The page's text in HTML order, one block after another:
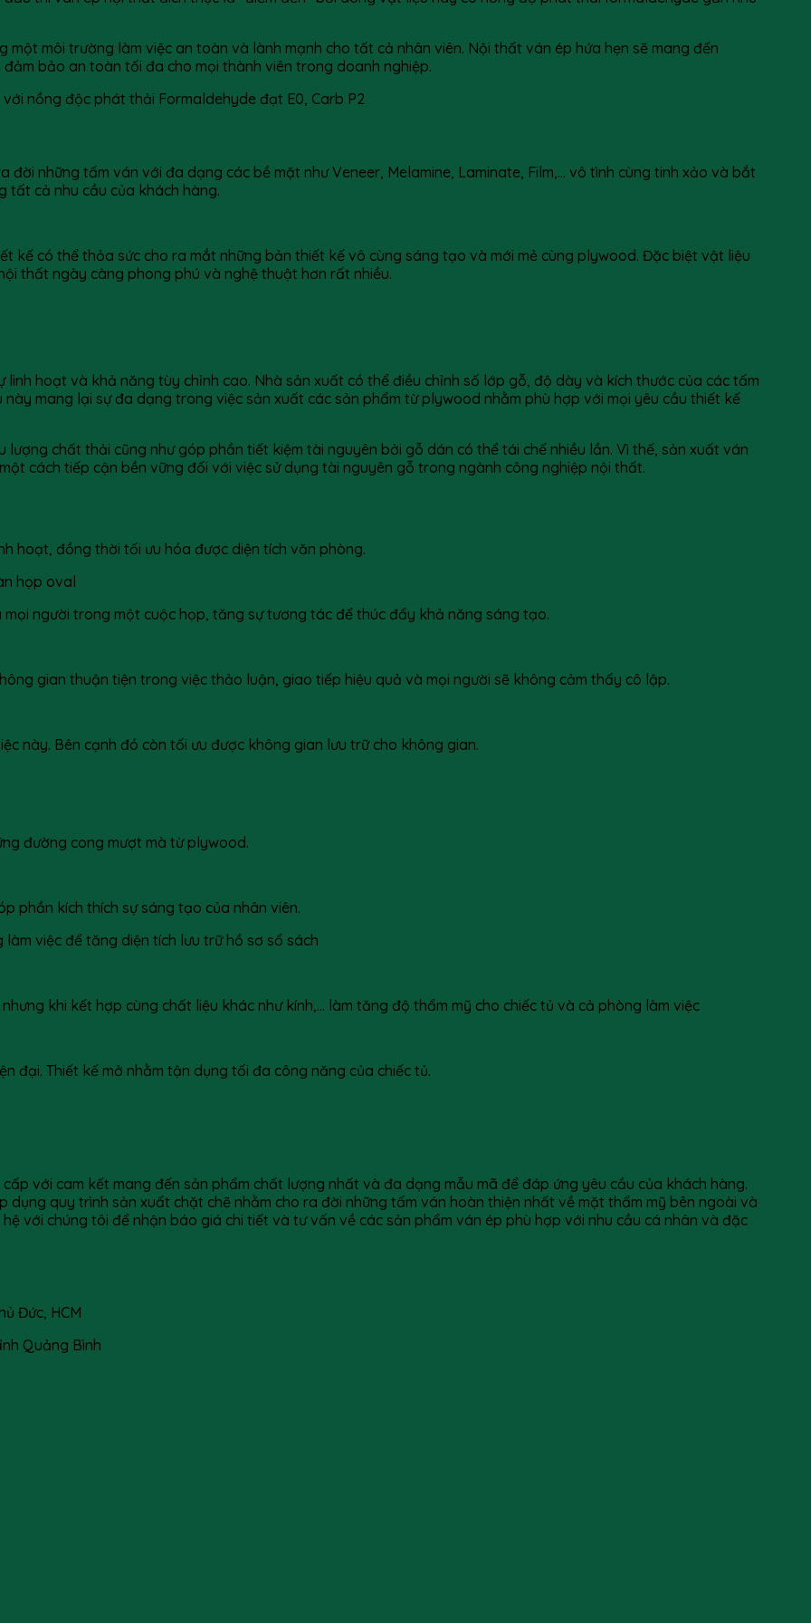
môi trường làm việc an toàn và lành mạnh cho tất cả nhân viên. Nội thất ván ép hứa hẹn sẽ mang đến
bảo an toàn tối đa cho mọi thành viên trong doanh nghiệp.
những tấm ván với đa dạng các bề mặt như Veneer, Melamine, Laminate, Film,… vô tình cùng tinh xảo và bắt
tất cả nhu cầu của khách hàng.
kế có thể thỏa sức cho ra mắt những bản thiết kế vô cùng sáng tạo và mới mẻ cùng plywood. Đặc biệt vật liệu
thất ngày càng phong phú và nghệ thuật hơn rất nhiều.
hoạt và khả năng tùy chỉnh cao. Nhà sản xuất có thể điều chỉnh số lớp gỗ, độ dày và kích thước của các tấm
mang lại sự đa dạng trong việc sản xuất các sản phẩm từ plywood nhằm phù hợp với mọi yêu cầu thiết kế
chất thải cũng như góp phần tiết kiệm tài nguyên bởi gỗ dán có thể tái chế nhiều lần. Vì thế, sản xuất ván
cách tiếp cận bền vững đối với việc sử dụng tài nguyên gỗ trong ngành công nghiệp nội thất.
hoạt, đồng thời tối ưu hóa được diện tích văn phòng.
người trong một cuộc họp, tăng sự tương tác để thúc đẩy khả năng sáng tạo.
gian thuận tiện trong việc thảo luận, giao tiếp hiệu quả và mọi người sẽ không cảm thấy cô lập.
này. Bên cạnh đó còn tối ưu được không gian lưu trữ cho không gian.
đường cong mượt mà từ plywood.
phần kích thích sự sáng tạo của nhân viên.
việc để tăng diện tích lưu trữ hồ sơ sổ sách
khi kết hợp cùng chất liệu khác như kính,… làm tăng độ thẩm mỹ cho chiếc tủ và cả phòng làm việc
đại. Thiết kế mở nhằm tận dụng tối đa công năng của chiếc tủ.
với cam kết mang đến sản phẩm chất lượng nhất và đa dạng mẫu mã để đáp ứng yêu cầu của khách hàng.
dụng quy trình sản xuất chặt chẽ nhằm cho ra đời những tấm ván hoàn thiện nhất về mặt thẩm mỹ bên ngoài và
với chúng tôi để nhận báo giá chi tiết và tư vấn về các sản phẩm ván ép phù hợp với nhu cầu cá nhân và đặc
Đức, HCM
Quảng Bình